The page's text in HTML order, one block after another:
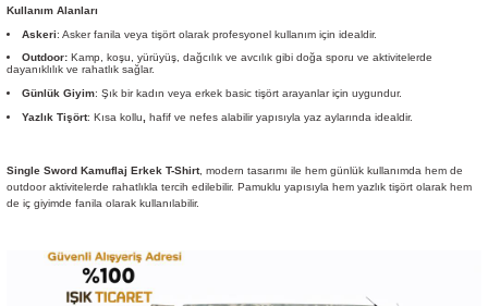
Kullanım Alanları
Askeri: Asker fanila veya tişört olarak profesyonel kullanım için idealdir.
Outdoor: Kamp, koşu, yürüyüş, dağcılık ve avcılık gibi doğa sporu ve aktivitelerde
dayanıklılık ve rahatlık sağlar.
Günlük Giyim: Şık bir kadın veya erkek basic tişört arayanlar için uygundur.
Yazlık Tişört: Kısa kollu ,hafif ve nefes alabilir yapısıyla yaz aylarında idealdir.
Single Sword Kamuflaj Erkek T-Shirt, modern tasarımı ile hem günlük kullanımda hem de
outdoor aktivitelerde rahatlıkla tercih edilebilir. Pamuklu yapısıyla hem yazlık tişört olarak hem
de iç giyimde fanila olarak kullanılabilir.